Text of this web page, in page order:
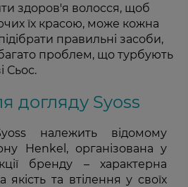
здоров'я волосся, щоб
їх красою, може кожна
правильні засоби,
проблем, що турбують
Сьос.
догляду Syoss
належить відомому
Henkel, організована у
бренду – характерна
та втілення у своїх